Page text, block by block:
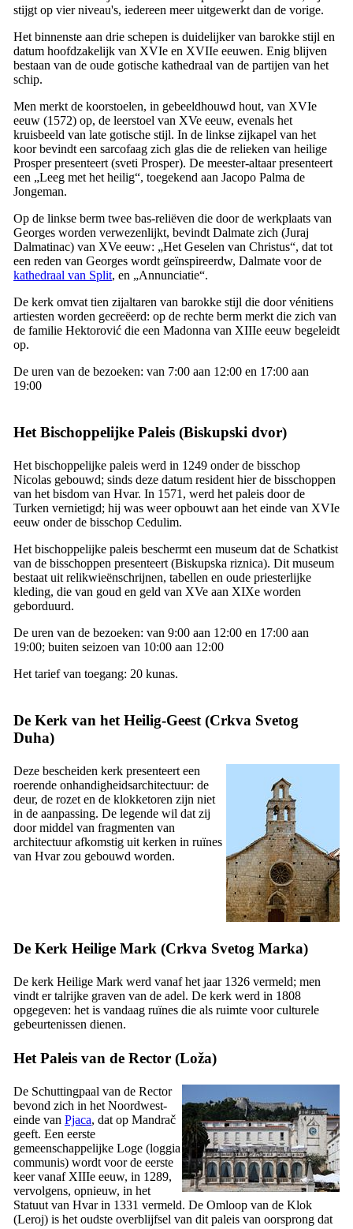
stijgt op vier niveau's, iedereen meer uitgewerkt dan de vorige.
Het binnenste aan drie schepen is duidelijker van barokke stijl en
datum hoofdzakelijk van XVIe en XVIIe eeuwen. Enig blijven
bestaan van de oude gotische kathedraal van de partijen van het
schip.
Men merkt de koorstoelen, in gebeeldhouwd hout, van XVIe
eeuw (1572) op, de leerstoel van XVe eeuw, evenals het
kruisbeeld van late gotische stijl. In de linkse zijkapel van het
koor bevindt een sarcofaag zich glas die de relieken van heilige
Prosper presenteert (sveti Prosper). De meester-altaar presenteert
een „Leeg met het heilig“, toegekend aan Jacopo Palma de
Jongeman.
Op de linkse berm twee bas-reliëven die door de werkplaats van
Georges worden verwezenlijkt, bevindt Dalmate zich (Juraj
Dalmatinac) van XVe eeuw: „Het Geselen van Christus“, dat tot
een reden van Georges wordt geïnspireerdw, Dalmate voor de
kathedraal van Split, en „Annunciatie“.
De kerk omvat tien zijaltaren van barokke stijl die door vénitiens
artiesten worden gecreëerd: op de rechte berm merkt die zich van
de familie Hektorović die een Madonna van XIIIe eeuw begeleidt
op.
De uren van de bezoeken: van 7:00 aan 12:00 en 17:00 aan
19:00
Het Bischoppelijke Paleis (Biskupski dvor)
Het bischoppelijke paleis werd in 1249 onder de bisschop
Nicolas gebouwd; sinds deze datum resident hier de bisschoppen
van het bisdom van Hvar. In 1571, werd het paleis door de
Turken vernietigd; hij was weer opbouwt aan het einde van XVIe
eeuw onder de bisschop Cedulim.
Het bischoppelijke paleis beschermt een museum dat de Schatkist
van de bisschoppen presenteert (Biskupska riznica). Dit museum
bestaat uit relikwieënschrijnen, tabellen en oude priesterlijke
kleding, die van goud en geld van XVe aan XIXe worden
geborduurd.
De uren van de bezoeken: van 9:00 aan 12:00 en 17:00 aan
19:00; buiten seizoen van 10:00 aan 12:00
Het tarief van toegang: 20 kunas.
De Kerk van het Heilig-Geest (Crkva Svetog
Duha)
Deze bescheiden kerk presenteert een
roerende onhandigheidsarchitectuur: de
deur, de rozet en de klokketoren zijn niet
in de aanpassing. De legende wil dat zij
door middel van fragmenten van
architectuur afkomstig uit kerken in ruïnes
van Hvar zou gebouwd worden.
De Kerk Heilige Mark (Crkva Svetog Marka)
De kerk Heilige Mark werd vanaf het jaar 1326 vermeld; men
vindt er talrijke graven van de adel. De kerk werd in 1808
opgegeven: het is vandaag ruïnes die als ruimte voor culturele
gebeurtenissen dienen.
Het Paleis van de Rector (Loža)
De Schuttingpaal van de Rector
bevond zich in het Noordwest-
einde van Pjaca, dat op Mandrač
geeft. Een eerste
gemeenschappelijke Loge (loggia
communis) wordt voor de eerste
keer vanaf XIIIe eeuw, in 1289,
vervolgens, opnieuw, in het
Statuut van Hvar in 1331 vermeld. De Omloop van de Klok
(Leroj) is het oudste overblijfsel van dit paleis van oorsprong dat